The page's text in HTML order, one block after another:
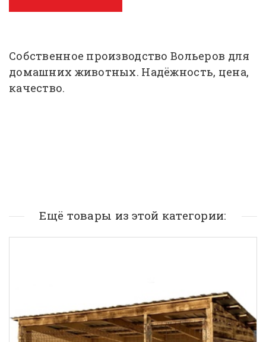
Собственное производство Вольеров для
домашних животных. Надёжность, цена,
качество.
Ещё товары из этой категории: